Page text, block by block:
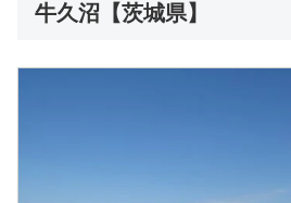
牛久沼【茨城県】